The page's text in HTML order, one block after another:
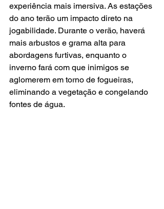
experiência mais imersiva. As estações
do ano terão um impacto direto na
jogabilidade. Durante o verão, haverá
mais arbustos e grama alta para
abordagens furtivas, enquanto o
inverno fará com que inimigos se
aglomerem em torno de fogueiras,
eliminando a vegetação e congelando
fontes de água.